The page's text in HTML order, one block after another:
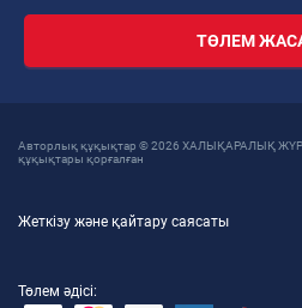
ТӨЛЕМ
Авторлық құқықтар © 2026 ХАЛЫҚАРАЛЫҚ
құқықтары қорғалған
Жеткізу және қайтару саясаты
Төлем әдісі: